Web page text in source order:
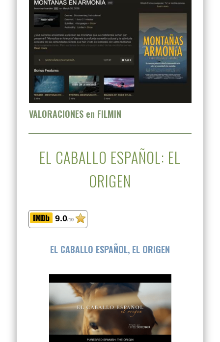
VALORACIONES en FILMIN
EL CABALLO ESPAÑOL: EL
ORIGEN
9.0/10
EL CABALLO ESPAÑOL, EL ORIGEN